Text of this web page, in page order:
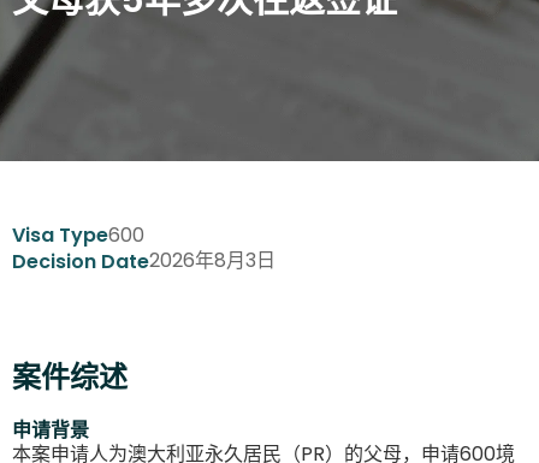
Visa Type600
Decision Date2026年8月3日
案件综述
申请背景
本案申请人为澳大利亚永久居民（PR）的父母，申请600境